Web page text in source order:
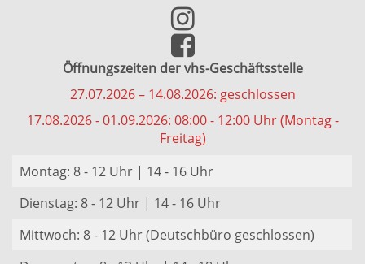
Öffnungszeiten der vhs-Geschäftsstelle
27.07.2026 – 14.08.2026: geschlossen
17.08.2026 - 01.09.2026: 08:00 - 12:00 Uhr (Montag -
Freitag)
Montag: 8 - 12 Uhr | 14 - 16 Uhr
Dienstag: 8 - 12 Uhr | 14 - 16 Uhr
Mittwoch: 8 - 12 Uhr (Deutschbüro geschlossen)